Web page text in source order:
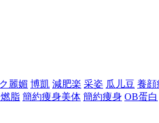
麗媚 博凱 減肥楽 采姿 瓜儿豆 養顔
脂 簡約痩身美体 簡約痩身 OB蛋白